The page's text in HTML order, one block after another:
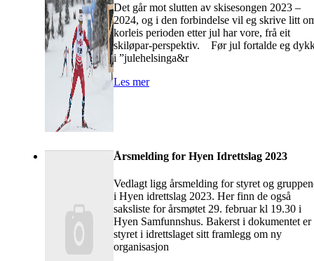
Det går mot slutten av skisesongen 2023 –
2024, og i den forbindelse vil eg skrive litt
korleis perioden etter jul har vore, frå eit
skiløpar-perspektiv. Før jul fortalde eg
i ”julehelsinga&r
Les mer
Årsmelding for Hyen Idrettslag 2023
Vedlagt ligg årsmelding for styret og
i Hyen idrettslag 2023. Her finn de også
saksliste for årsmøtet 29. februar kl 19.30 i
Hyen Samfunnshus. Bakerst i dokumentet er
styret i idrettslaget sitt framlegg om ny
organisasjon